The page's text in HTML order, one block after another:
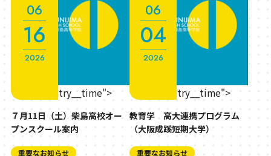
2026
06
16
" class="entry__time">
７月11日（土）柴島高校オー
プンスクール案内
重要なお知らせ
2026
06
04
" class="entry__time">
教育学 高大連携プログラム
（大阪成蹊短期大学）
重要なお知らせ